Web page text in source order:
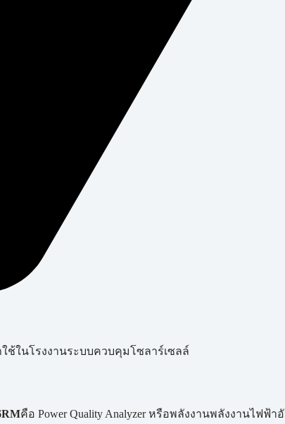
ช้ในโรงงานระบบควบคุมโซลาร์เซลล์
คือ Power Quality Analyzer หรือพลังงานพลังงานไฟฟ้